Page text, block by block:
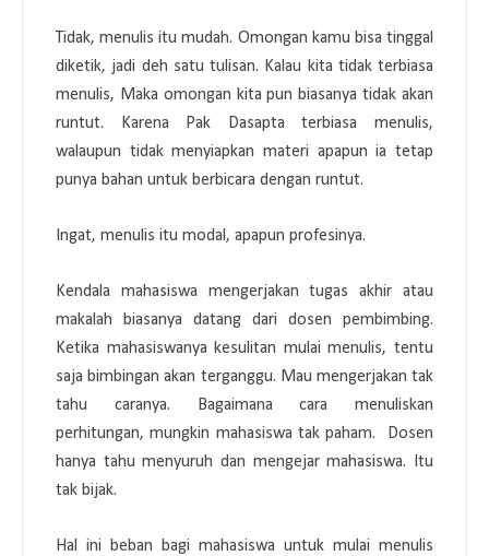
Tidak, menulis itu mudah. Omongan kamu bisa tinggal
diketik, jadi deh satu tulisan. Kalau kita tidak terbiasa
menulis, Maka omongan kita pun biasanya tidak akan
runtut. Karena Pak Dasapta terbiasa menulis,
walaupun tidak menyiapkan materi apapun ia tetap
punya bahan untuk berbicara dengan runtut.
Ingat, menulis itu modal, apapun profesinya.
Kendala mahasiswa mengerjakan tugas akhir atau
makalah biasanya datang dari dosen pembimbing.
Ketika mahasiswanya kesulitan mulai menulis, tentu
saja bimbingan akan terganggu. Mau mengerjakan tak
tahu caranya. Bagaimana cara menuliskan
perhitungan, mungkin mahasiswa tak paham. Dosen
hanya tahu menyuruh dan mengejar mahasiswa. Itu
tak bijak.
Hal ini beban bagi mahasiswa untuk mulai menulis